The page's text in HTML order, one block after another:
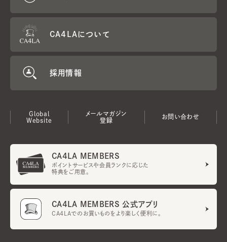
CA4LAについて
採用情報
Global
Website
メールマガジン
登録
お問い合わせ
CA4LA MEMBERS
ポイントサービスや会員ランクに応じた
特典をご用意。
CA4LA MEMBERS 公式アプリ
CA4LAでのお買いものをより楽しく便利に。